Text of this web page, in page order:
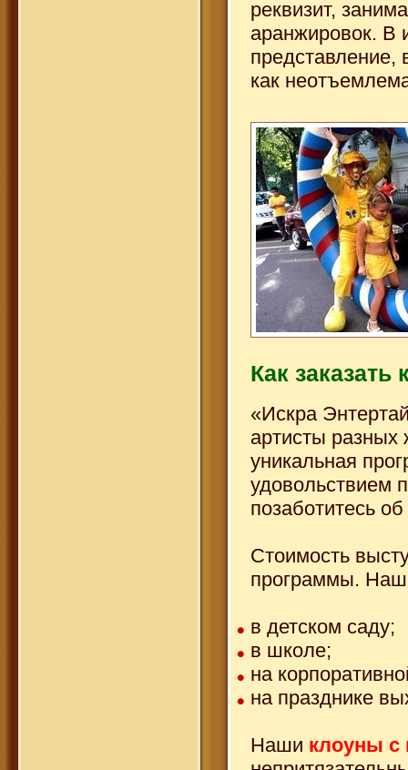
реквизит,
аранжировок. В
представление,
как
Как
«Искра
артисты разных
уникальная
удовольствием
позаботитесь
Стоимость
программы.
в детском саду;
в школе;
на
на празднике
Наши клоуны с